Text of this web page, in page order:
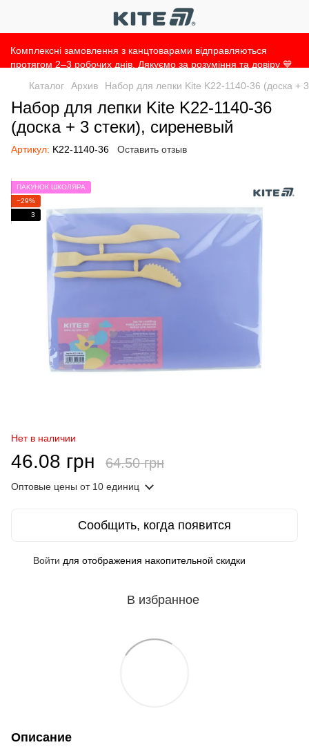
Комплексні замовлення з канцтоварами відправляються
протягом 2–3 робочих днів. Дякуємо за розуміння та довіру 💙
Каталог
Архив Набор для лепки Kite K22-1140-36 (доска +
Набор для лепки Kite K22-1140-36
(доска + 3 стеки), сиреневый
Артикул: K22-1140-36 Оставить отзыв
ПАКУНОК ШКОЛЯРА
−29%
3
Нет в наличии
46.08 грн 64.50 грн
Оптовые цены от 10 единиц
Сообщить, когда появится
Войти для отображения накопительной скидки
В избранное
Описание